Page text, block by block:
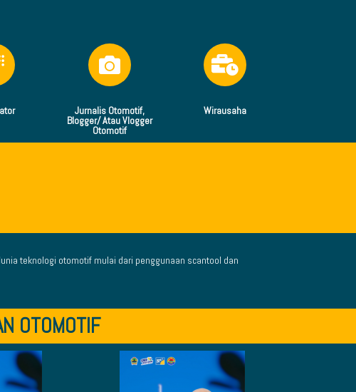
Jurnalis Otomotif,
Blogger/ Atau Vlogger
Otomotif
Wirausaha
teknologi otomotif mulai dari penggunaan scantool dan
OTOMOTIF